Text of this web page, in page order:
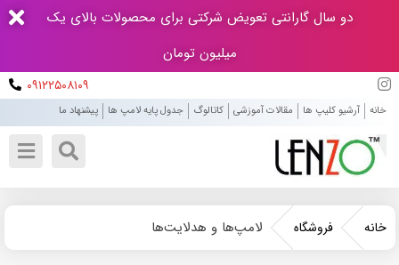
دو سال گارانتی تعویض شرکتی برای محصولات بالای یک
میلیون تومان
۰۹۱۲۲۵۰۸۱۰۹
خانه آرشیو کلیپ ها مقالات آموزشی کاتالوگ جدول پایه لامپ ها پیشنهاد ما
خانه فروشگاه لامپ‌ها و هدلایت‌ها